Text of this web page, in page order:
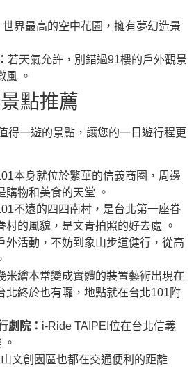
世界最高的空中花園，擁有夢幻造景
若天氣允許，別錯過91樓的戶外觀景
風 。
點推薦
得一遊的景點，讓您的一日遊行程更
本身就位於繁華的信義商圈，周邊
購物和美食的天堂 。
不遠的四四南村，是台北第一座眷
村的風貌，是文青拍照的好去處 。
外活動，不妨到象山步道健行，從高
米繪本常變成實體的裝置藝術出現在
北終於也有囉，地點就在台北101附
劇院： i-Ride TAIPEI位在台北信義
文創園區也都在交通便利的距離